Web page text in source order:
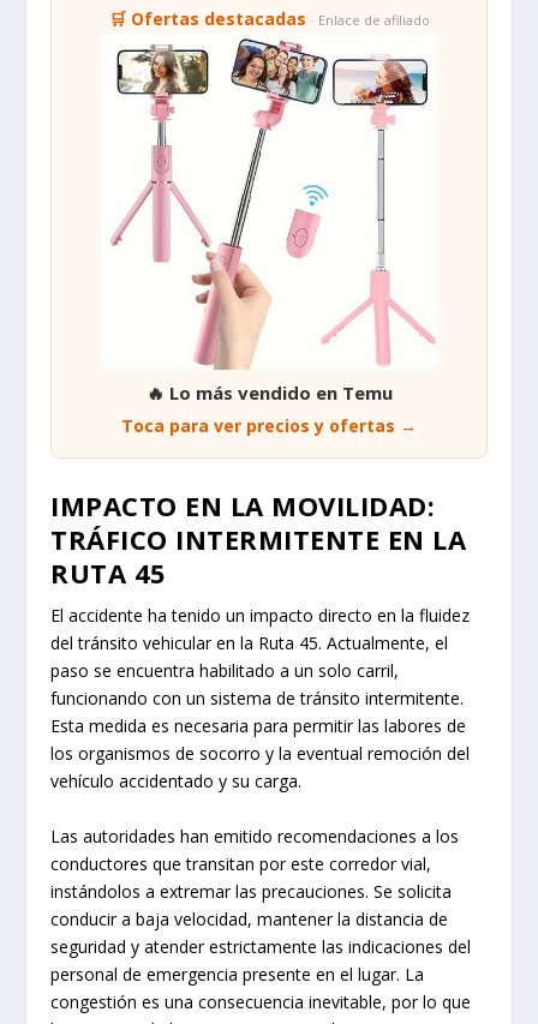
🛒 Ofertas destacadas · Enlace de afiliado
🔥 Lo más vendido en Temu
Toca para ver precios y ofertas →
IMPACTO EN LA MOVILIDAD:
TRÁFICO INTERMITENTE EN LA
RUTA 45
El accidente ha tenido un impacto directo en la fluidez
del tránsito vehicular en la Ruta 45. Actualmente, el
paso se encuentra habilitado a un solo carril,
funcionando con un sistema de tránsito intermitente.
Esta medida es necesaria para permitir las labores de
los organismos de socorro y la eventual remoción del
vehículo accidentado y su carga.
Las autoridades han emitido recomendaciones a los
conductores que transitan por este corredor vial,
instándolos a extremar las precauciones. Se solicita
conducir a baja velocidad, mantener la distancia de
seguridad y atender estrictamente las indicaciones del
personal de emergencia presente en el lugar. La
congestión es una consecuencia inevitable, por lo que